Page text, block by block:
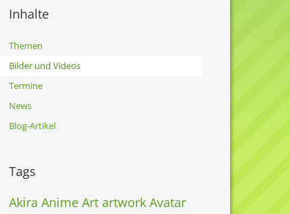
Inhalte
Themen
Bilder und Videos
Termine
News
Blog-Artikel
Tags
Akira Anime Art artwork Avatar